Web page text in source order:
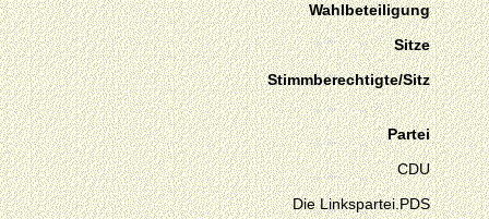
Wahlbeteiligung
Sitze
Stimmberechtigte/Sitz
Partei
CDU
Die Linkspartei.PDS